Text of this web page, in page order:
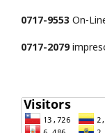
0717-9553 On-
0717-2079